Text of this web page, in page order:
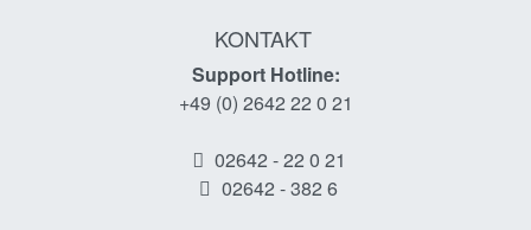
KONTAKT
Support Hotline:
+49 (0) 2642 22 0 21
02642 - 22 0 21
02642 - 382 6